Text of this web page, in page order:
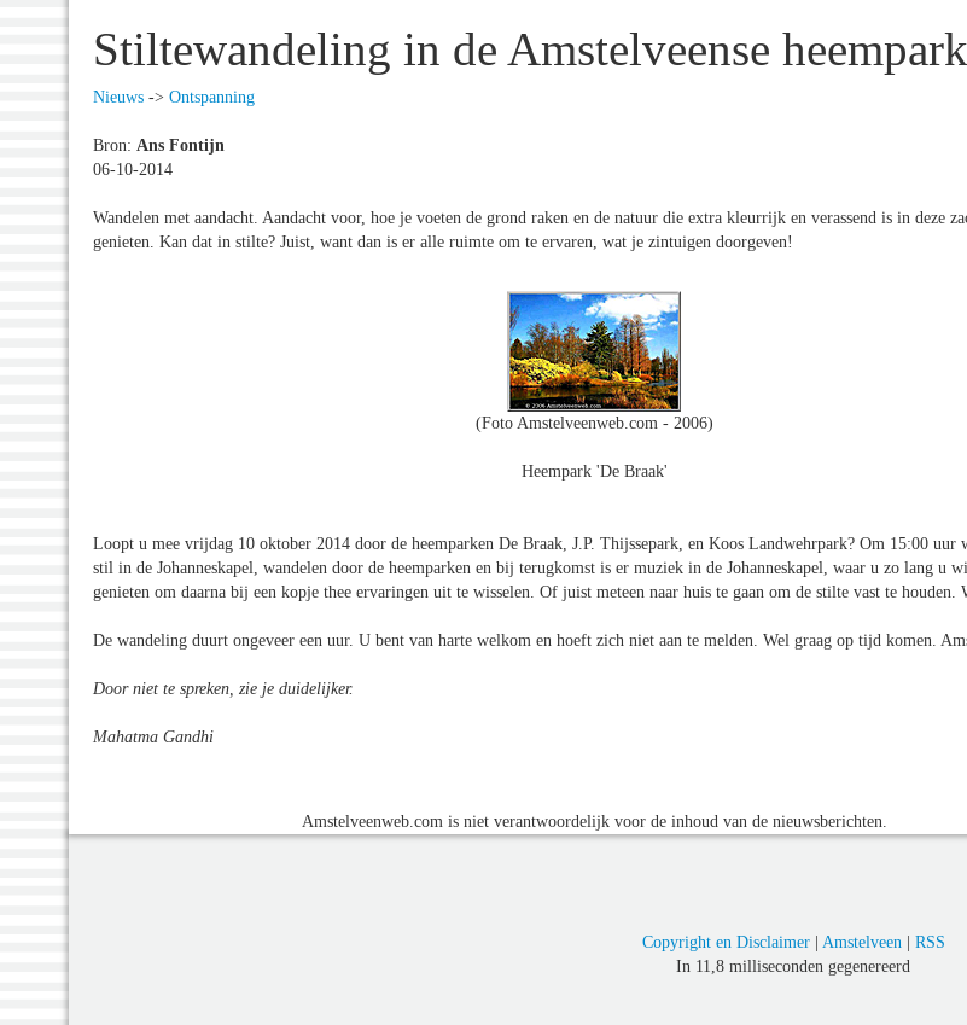
Stiltewandeling in de Amstelveense
Nieuws -> Ontspanning
Bron: Ans Fontijn
06-10-2014
Wandelen met aandacht. Aandacht voor, hoe je voeten de grond raken en de natuur die extra kleurrijk en verassend is in deze
genieten. Kan dat in stilte? Juist, want dan is er alle ruimte om te ervaren, wat je zintuigen doorgeven!
(Foto Amstelveenweb.com - 2006)
Heempark 'De Braak'
Loopt u mee vrijdag 10 oktober 2014 door de heemparken De Braak, J.P. Thijssepark, en Koos Landwehrpark? Om 15:00 uur
stil in de Johanneskapel, wandelen door de heemparken en bij terugkomst is er muziek in de Johanneskapel, waar u zo lang u
genieten om daarna bij een kopje thee ervaringen uit te wisselen. Of juist meteen naar huis te gaan om de stilte vast te houden.
De wandeling duurt ongeveer een uur. U bent van harte welkom en hoeft zich niet aan te melden. Wel graag op tijd komen.
Door niet te spreken, zie je duidelijker.
Mahatma Gandhi
Amstelveenweb.com is niet verantwoordelijk voor de inhoud van de nieuwsberichten.
Copyright en Disclaimer| Amstelveen | RSS
In 11,8 milliseconden gegenereerd